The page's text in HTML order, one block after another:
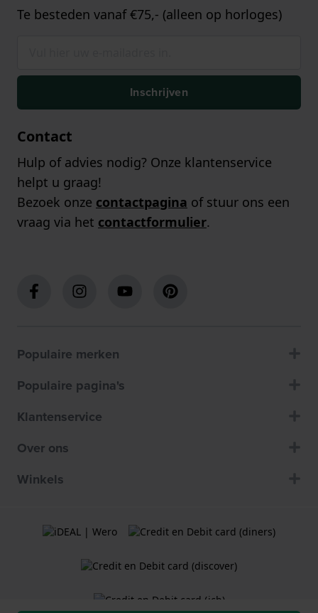
Te besteden vanaf €75,- (alleen op horloges)
Inschrijven
Contact
Hulp of advies nodig? Onze klantenservice
helpt u graag!
Bezoek onze contactpagina of stuur ons een
vraag via het contactformulier.
Populaire merken
Populaire pagina's
Klantenservice
Over ons
Winkels